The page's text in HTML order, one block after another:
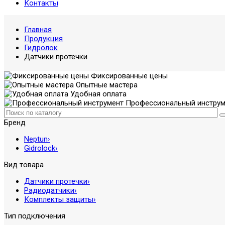
Контакты
Главная
Продукция
Гидролок
Датчики протечки
Фиксированные цены
Опытные мастера
Удобная оплата
Профессиональный
Бренд
Neptun›
Gidrolock›
Вид товара
Датчики протечки›
Радиодатчики›
Комплекты защиты›
Тип подключения